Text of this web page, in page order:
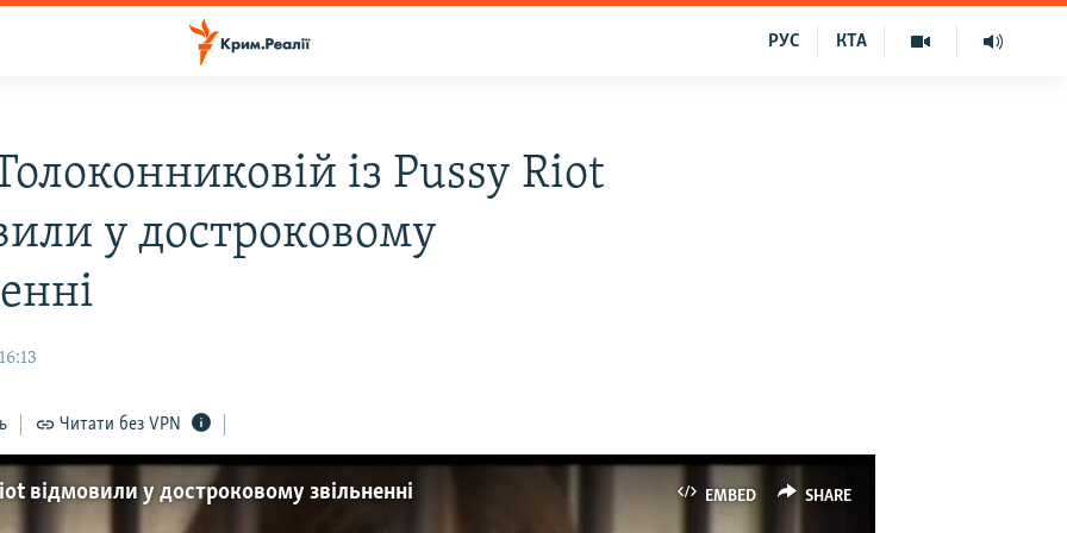
КТА
РУС
із Pussy Riot
у достроковому
Читати без VPN
EMBED SHARE
відмовили у достроковому звільненні